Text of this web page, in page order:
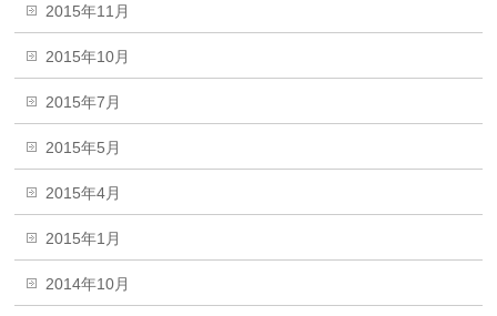
2015年11月
2015年10月
2015年7月
2015年5月
2015年4月
2015年1月
2014年10月